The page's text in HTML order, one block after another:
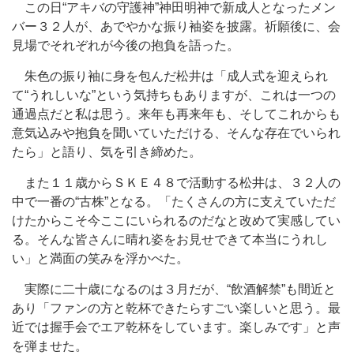
この日“アキバの守護神”神田明神で新成人となったメン
バー３２人が、あでやかな振り袖姿を披露。祈願後に、会
見場でそれぞれが今後の抱負を語った。
朱色の振り袖に身を包んだ松井は「成人式を迎えられ
て“うれしいな”という気持ちもありますが、これは一つの
通過点だと私は思う。来年も再来年も、そしてこれからも
意気込みや抱負を聞いていただける、そんな存在でいられ
たら」と語り、気を引き締めた。
また１１歳からＳＫＥ４８で活動する松井は、３２人の
中で一番の“古株”となる。「たくさんの方に支えていただ
けたからこそ今ここにいられるのだなと改めて実感してい
る。そんな皆さんに晴れ姿をお見せできて本当にうれし
い」と満面の笑みを浮かべた。
実際に二十歳になるのは３月だが、“飲酒解禁”も間近と
あり「ファンの方と乾杯できたらすごい楽しいと思う。最
近では握手会でエア乾杯をしています。楽しみです」と声
を弾ませた。